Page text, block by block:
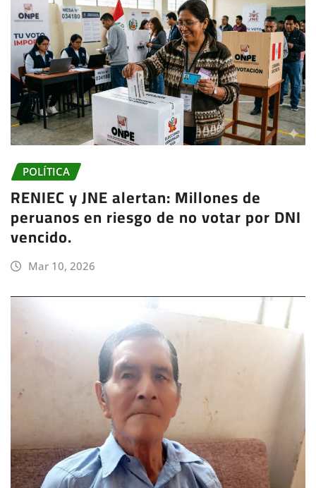
POLÍTICA
RENIEC y JNE alertan: Millones de
peruanos en riesgo de no votar por DNI
vencido.
Mar 10, 2026